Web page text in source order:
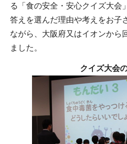
る「食の安全・安心クイズ大会
答えを選んだ理由や考えをお子
ながら、大阪府又はイオンから
ました。
クイズ大会